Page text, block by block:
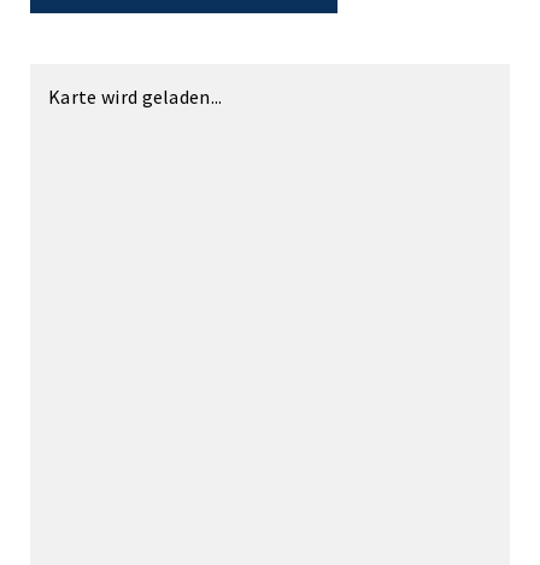
Karte wird geladen...